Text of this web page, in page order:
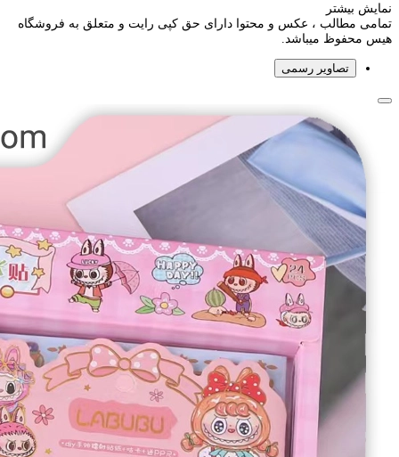
نمایش بیشتر
تمامی مطالب ، عکس و محتوا دارای حق کپی رایت و متعلق به فروشگاه
هیس محفوظ میباشد.
تصاویر رسمی